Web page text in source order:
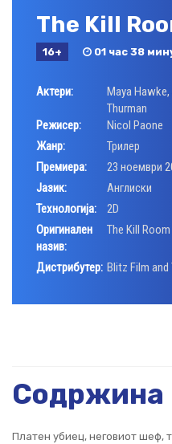
The Kill
16+ 01 час 38
Актери: Maya Hawke,
Thurman
Режисер:
Nicol Paone
Жанр:
Трилер
Премиера:
23 ноември
Јазик:
Aнглиски
Технологија:
2D
Оригинален
назив:
The Kill Room
Дистрибутер: Blitz Film
Содржина
Платен убиец, неговиот шеф,